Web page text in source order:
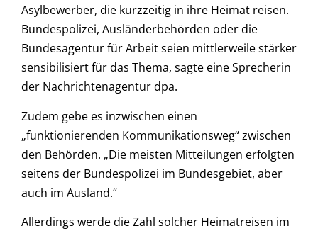
Asylbewerber, die kurzzeitig in ihre Heimat reisen.
Bundespolizei, Ausländerbehörden oder die
Bundesagentur für Arbeit seien mittlerweile stärker
sensibilisiert für das Thema, sagte eine Sprecherin
der Nachrichtenagentur dpa.
Zudem gebe es inzwischen einen
„funktionierenden Kommunikationsweg“ zwischen
den Behörden. „Die meisten Mitteilungen erfolgten
seitens der Bundespolizei im Bundesgebiet, aber
auch im Ausland.“
Allerdings werde die Zahl solcher Heimatreisen im